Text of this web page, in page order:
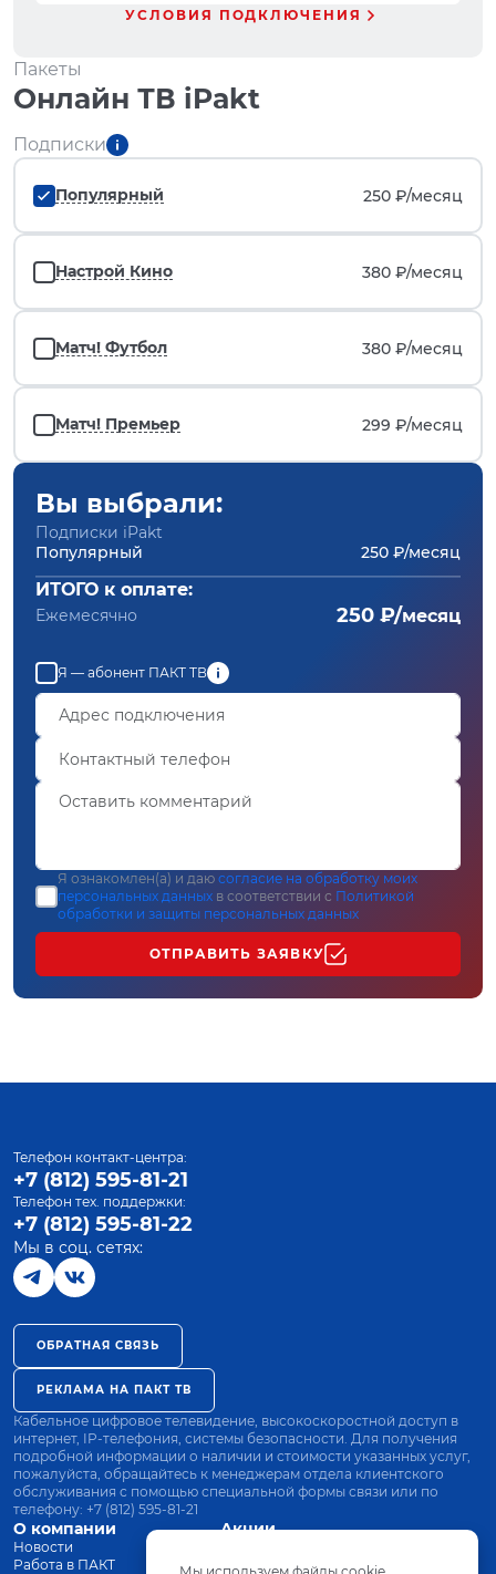
УСЛОВИЯ ПОДКЛЮЧЕНИЯ
Пакеты
Онлайн ТВ iPakt
Подписки
Популярный 250 ₽/месяц
Настрой Кино 380 ₽/месяц
Матч! Футбол 380 ₽/месяц
Матч! Премьер 299 ₽/месяц
Вы выбрали:
Подписки iPakt
Популярный
250 ₽/месяц
ИТОГО к оплате:
Ежемесячно 250 ₽/месяц
Я — абонент ПАКТ ТВ
Я ознакомлен(а) и даю согласие на обработку моих
персональных данных в соответствии с Политикой
обработки и защиты персональных данных
ОТПРАВИТЬ ЗАЯВКУ
О компании
Новости
Работа в ПАКТ
Акции
Оплата
Телефон контакт-центра:
+7 (812) 595-81-21
Телефон тех. поддержки:
+7 (812) 595-81-22
Мы в соц. сетях:
ОБРАТНАЯ СВЯЗЬ
РЕКЛАМА НА ПАКТ ТВ
Кабельное цифровое телевидение, высокоскоростной доступ в
интернет, IP-телефония, системы безопасности. Для получения
подробной информации о наличии и стоимости указанных услуг,
пожалуйста, обращайтесь к менеджерам отдела клиентского
обслуживания с помощью специальной формы связи или по
телефону: +7 (812) 595-81-21